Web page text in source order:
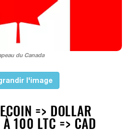
du Canada
l'image
=> DOLLAR
100 LTC => CAD